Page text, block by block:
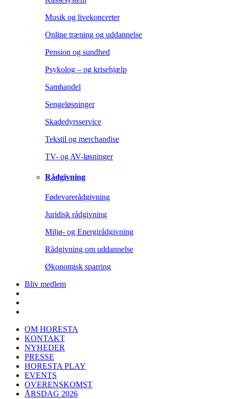
Musik og livekoncerter
Online træning og uddannelse
Pension og sundhed
Psykolog – og krisehjælp
Samhandel
Sengeløsninger
Skadedyrsservice
Tekstil og merchandise
TV- og AV-løsninger
Rådgivning
Fødevarerådgivning
Juridisk rådgivning
Miljø- og Energirådgivning
Rådgivning om uddannelse
Økonomisk sparring
Bliv medlem
OM HORESTA
KONTAKT
NYHEDER
PRESSE
HORESTA PLAY
EVENTS
OVERENSKOMST
ÅRSDAG 2026